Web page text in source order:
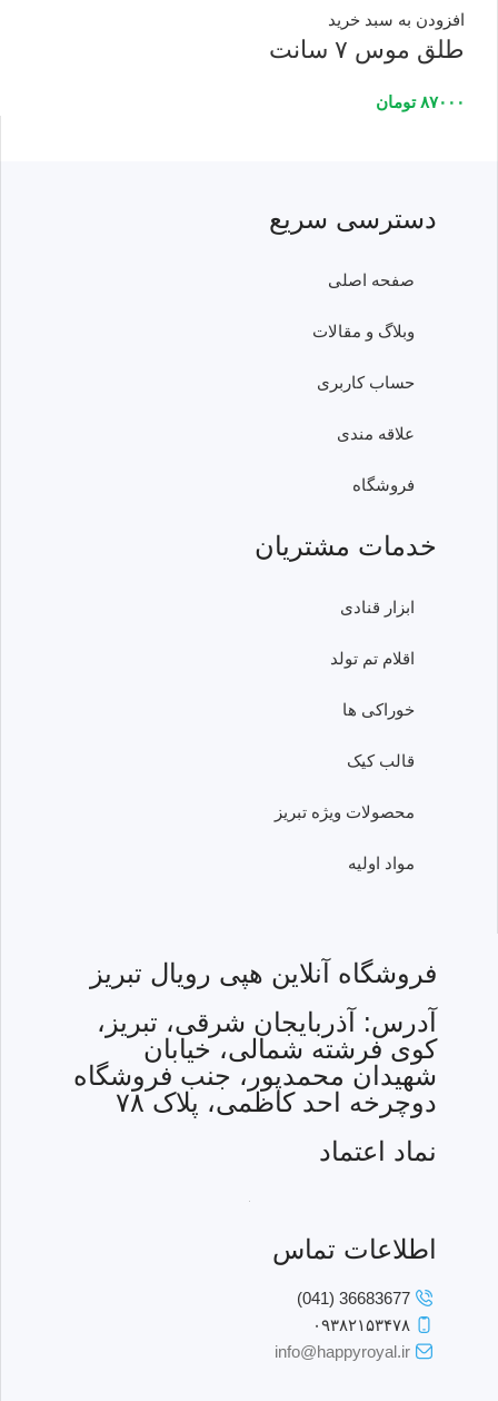
افزودن به سبد خرید
طلق موس ۷ سانت
۸۷۰۰۰ تومان
دسترسی سریع
صفحه اصلی
وبلاگ و مقالات
حساب کاربری
علاقه مندی
فروشگاه
خدمات مشتریان
ابزار قنادی
اقلام تم تولد
خوراکی ها
قالب کیک
محصولات ویژه تبریز
مواد اولیه
فروشگاه آنلاین هپی رویال تبریز
آدرس: آذربایجان شرقی، تبریز،
کوی فرشته شمالی، خیابان
شهیدان محمدپور، جنب فروشگاه
دوچرخه احد کاظمی، پلاک ۷۸
نماد اعتماد
اطلاعات تماس
36683677 (041)
۰۹۳۸۲۱۵۳۴۷۸
info@happyroyal.ir